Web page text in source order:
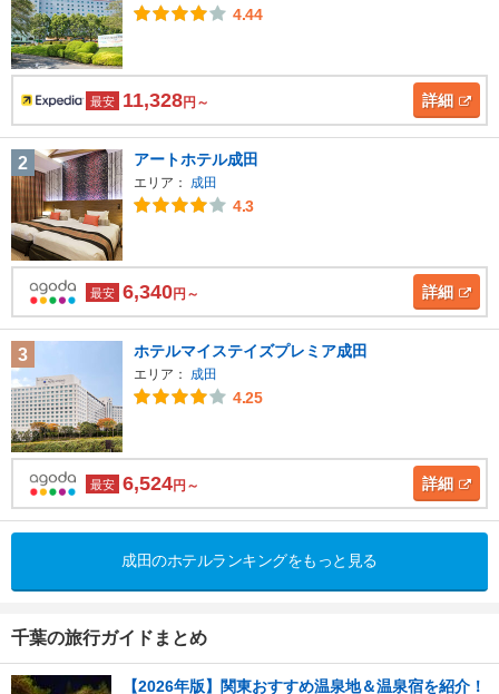
4.44
最安 11,328円～ 詳細
2 アートホテル成田
エリア： 成田
4.3
最安 6,340円～ 詳細
3 ホテルマイステイズプレミア成田
エリア： 成田
4.25
最安 6,524円～ 詳細
成田のホテルランキングをもっと見る
千葉の旅行ガイドまとめ
【2026年版】関東おすすめ温泉地＆温泉宿を紹介！